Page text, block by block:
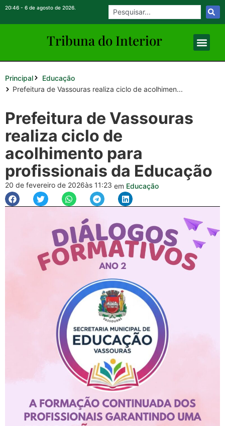
20:46 - 6 de agosto de 2026.
Tribuna do Interior
Principal
Educação
Prefeitura de Vassouras realiza ciclo de acolhimen...
Prefeitura de Vassouras
realiza ciclo de
acolhimento para
profissionais da Educação
20 de fevereiro de 2026às 11:23 em Educação